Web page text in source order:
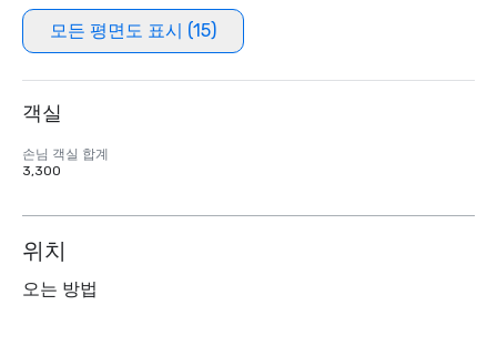
모든 평면도 표시 (15)
객실
손님 객실 합계
3,300
위치
오는 방법